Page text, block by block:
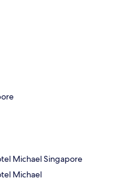
Michael Singapore
Michael